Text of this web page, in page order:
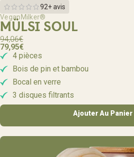
92+ avis
VeganMilker®
MÜLSI SOUL
94,06€
79,95€
4 pièces
Bois de pin et bambou
Bocal en verre
3 disques filtrants
Ajouter Au Panier